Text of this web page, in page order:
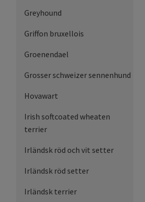
Greyhound
Griffon bruxellois
Groenendael
Grosser schweizer sennenhund
Hovawart
Irish softcoated wheaten
terrier
Irländsk röd och vit setter
Irländsk röd setter
Irländsk terrier